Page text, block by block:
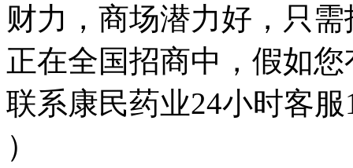
财力，商场潜力好，只
正在全国招商中，假如
联系康民药业24小时客
）